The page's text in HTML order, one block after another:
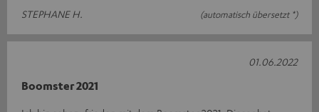
STEPHANE H.
(automatisch übersetzt *)
Boomster 2021
01.06.2022